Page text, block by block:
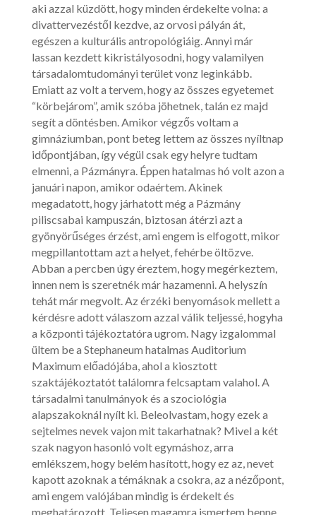
aki azzal küzdött, hogy minden érdekelte volna: a
divattervezéstől kezdve, az orvosi pályán át,
egészen a kulturális antropológiáig. Annyi már
lassan kezdett kikristályosodni, hogy valamilyen
társadalomtudományi terület vonz leginkább.
Emiatt az volt a tervem, hogy az összes egyetemet
“körbejárom”, amik szóba jöhetnek, talán ez majd
segít a döntésben. Amikor végzős voltam a
gimnáziumban, pont beteg lettem az összes nyíltnap
időpontjában, így végül csak egy helyre tudtam
elmenni, a Pázmányra. Éppen hatalmas hó volt azon a
januári napon, amikor odaértem. Akinek
megadatott, hogy járhatott még a Pázmány
piliscsabai kampuszán, biztosan átérzi azt a
gyönyörűséges érzést, ami engem is elfogott, mikor
megpillantottam azt a helyet, fehérbe öltözve.
Abban a percben úgy éreztem, hogy megérkeztem,
innen nem is szeretnék már hazamenni. A helyszín
tehát már megvolt. Az érzéki benyomások mellett a
kérdésre adott válaszom azzal válik teljessé, hogyha
a központi tájékoztatóra ugrom. Nagy izgalommal
ültem be a Stephaneum hatalmas Auditorium
Maximum előadójába, ahol a kiosztott
szaktájékoztatót találomra felcsaptam valahol. A
társadalmi tanulmányok és a szociológia
alapszakoknál nyílt ki. Beleolvastam, hogy ezek a
sejtelmes nevek vajon mit takarhatnak? Mivel a két
szak nagyon hasonló volt egymáshoz, arra
emlékszem, hogy belém hasított, hogy ez az, nevet
kapott azoknak a témáknak a csokra, az a nézőpont,
ami engem valójában mindig is érdekelt és
meghatározott. Teljesen magamra ismertem benne.